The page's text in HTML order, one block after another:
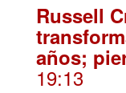
Russell
años;
19:13